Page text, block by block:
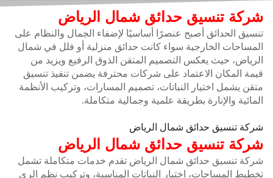
شركة تنسيق حدائق شمال الرياض
تنسيق الحدائق أصبح عنصرًا أساسيًا لإضفاء الجمال والنظام على
المساحات الخارجية سواء كانت حدائق منزلية أو فلل في شمال
الرياض، حيث يعكس التصميم المتقن الذوق الرفيع ويزيد من
قيمة المكان الاعتماد على شركات محترفة يضمن تنفيذ تنسيق
متقن يشمل اختيار النباتات، تصميم المسارات، وتركيب الأنظمة
المائية والإنارة بطريقة علمية وجمالية متكاملة.
شركة تنسيق حدائق شمال الرياض
شركة تنسيق حدائق شمال الرياض
شركة تنسيق حدائق شمال الرياض تقدم خدمات متكاملة تشمل
تخطيط المساحات، اختيار النباتات المناسبة، وتركيب نظم الري